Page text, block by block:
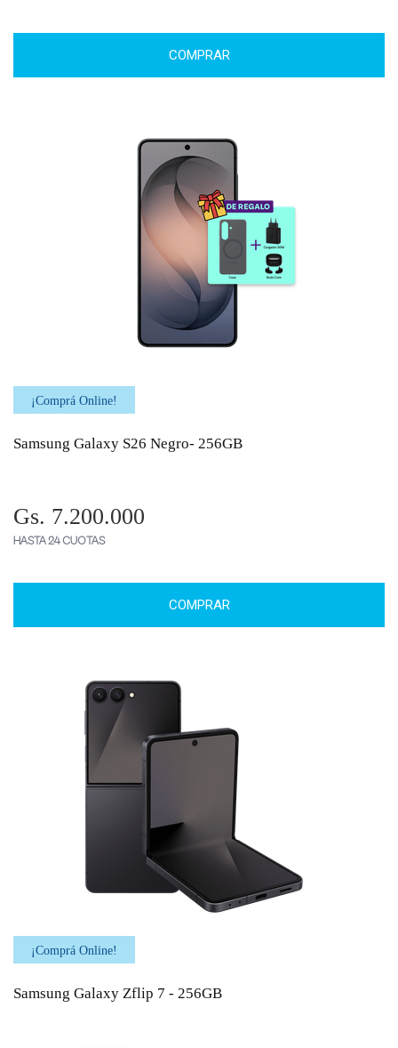
COMPRAR
¡Comprá Online!
Samsung Galaxy S26 Negro- 256GB
Gs. 7.200.000
HASTA 24 CUOTAS
COMPRAR
¡Comprá Online!
Samsung Galaxy Zflip 7 - 256GB